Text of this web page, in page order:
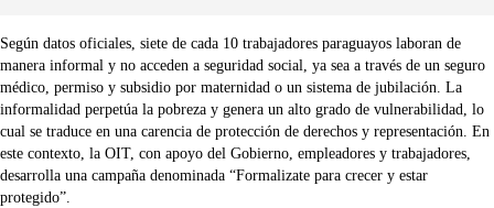
Según datos oficiales, siete de cada 10 trabajadores paraguayos laboran de
manera informal y no acceden a seguridad social, ya sea a través de un seguro
médico, permiso y subsidio por maternidad o un sistema de jubilación. La
informalidad perpetúa la pobreza y genera un alto grado de vulnerabilidad, lo
cual se traduce en una carencia de protección de derechos y representación. En
este contexto, la OIT, con apoyo del Gobierno, empleadores y trabajadores,
desarrolla una campaña denominada “Formalizate para crecer y estar
protegido”.